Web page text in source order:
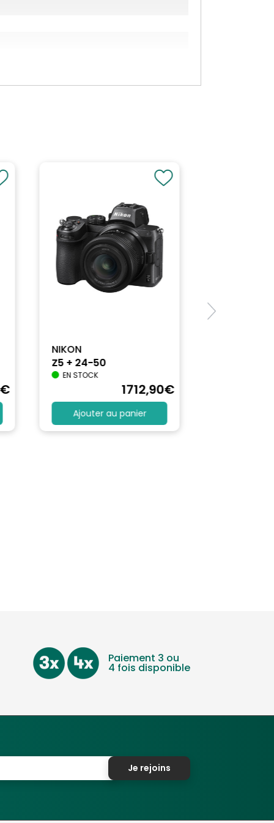
€
NIKON
Z5 + 24-50
EN STOCK
1712,90€
Ajouter au panier
Paiement 3 ou
4 fois disponible
Je rejoins